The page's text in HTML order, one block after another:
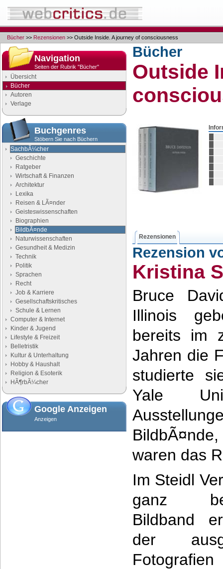
Bücher >> Rezensionen >> Outside Inside. A journey of consciousness
Navigation
Seiten der Rubrik "Bücher"
Übersicht
Bücher
Autoren
Verlage
Buchgenres
Stöbern Sie nach Büchern
SachbÃ¼cher
Geschichte
Ratgeber
Wirtschaft & Finanzen
Architektur
Lexika
Reisen & LÃ¤nder
Geisteswissenschaften
Biographien
BildbÃ¤nde
Naturwissenschaften
Gesundheit & Medizin
Technik
Politik
Sprachen
Recht
Job & Karriere
Gesellschaftskritisches
Schule & Lernen
Computer & Internet
Kinder & Jugend
Lifestyle & Freizeit
Belletristik
Kultur & Unterhaltung
Hobby & Haushalt
Religion & Esoterik
HÃ¶rbÃ¼cher
Google Anzeigen
Anzeigen
Bücher
Outside
Rezensionen
Rezension
Kristina
Bruce
Illinois
bereits im
Jahren die
studierte
Yale
waren das
Im Steidl
ganz
Bildband
der
Fotografien